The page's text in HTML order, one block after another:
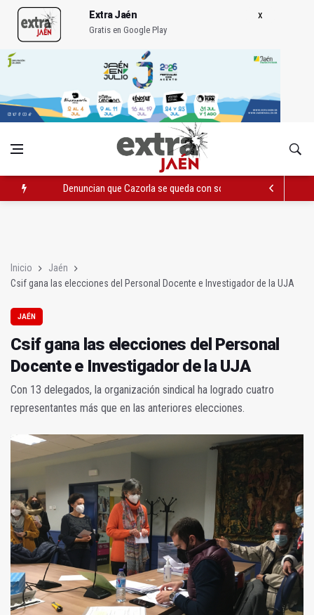
Extra Jaén
Gratis en Google Play
Denuncian que Cazorla se queda con solo dos bomberos por
Inicio
Jaén
Csif gana las elecciones del Personal Docente e Investigador de la UJA
JAÉN
Csif gana las elecciones del Personal
Docente e Investigador de la UJA
Con 13 delegados, la organización sindical ha logrado cuatro
representantes más que en las anteriores elecciones.